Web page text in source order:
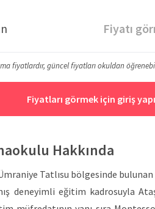
Fiyatı
fiyatlardır, güncel fiyatları okuldan
Fiyatları görmek için giriş
Hakkında
Tatlısu bölgesinde
deneyimli eğitim kadrosuyla